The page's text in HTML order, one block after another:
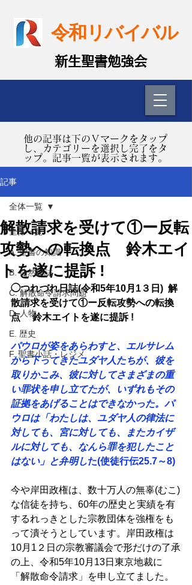
令和リバイバル
​新生聖書勉強会
​他の記事は下のＶマークをタップ
し、カテゴリーを選択し完了をタ
ップ。記事一覧が表示されます。
記事
全体一覧
A. 聖書の知識
B. 徒然日誌
C. 解散命令請求問題
D. 人物
E. 歴史
F. 聖書小話・レジメ
全体一覧
解散請求を受けて①ー反転
攻勢への転換点 鈴木エイ
トを遂に提訴 !
◯つれづれ日誌(令和5年10月1３日)  解
散請求を受けて①ー反転攻勢への転換
点　 鈴木エイトを遂に提訴 !
パウロが姿をあらわすと、エルサレム
から下ってきたユダヤ人たちが、彼を
取りかこみ、彼に対してさまざまの重
い罪状を申し立てたが、いずれもその
証拠をあげることはできなかった。パ
ウロは「わたしは、ユダヤ人の律法に
対しても、宮に対しても、またカイザ
ルに対しても、なんら罪を犯したこと
はない」と弁明した(使徒行伝25.7～8)
今や岸田政権は、数十万人の無辜(むこ)
な信徒を持ち、60年の歴史と実績を有
するれっきとした宗教団体を強権をも
って潰そうとしています。岸田政権は
10月1２日の宗教審議会で形だけの了承
の上、令和5年10月13日東京地裁に
「解散命令請求」を申し立てました。